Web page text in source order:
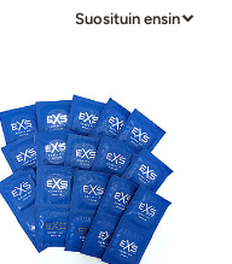
Suosituin ensin